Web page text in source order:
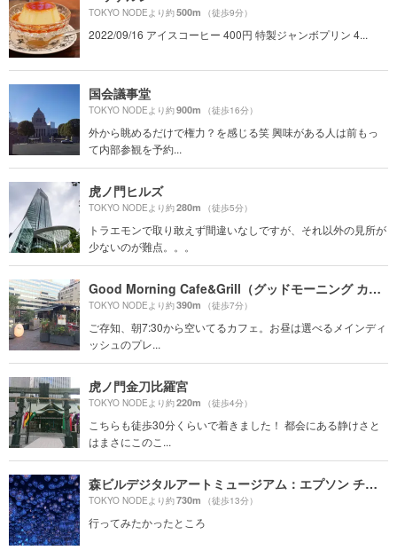
TOKYO NODEより約500m （徒歩9分）
2022/09/16 アイスコーヒー 400円 特製ジャンボプリン 4...
国会議事堂
TOKYO NODEより約900m （徒歩16分）
外から眺めるだけで権力？を感じる笑 興味がある人は前もっ
て内部参観を予約...
虎ノ門ヒルズ
TOKYO NODEより約280m （徒歩5分）
トラエモンで取り敢えず間違いなしですが、それ以外の見所が
少ないのが難点。。。
Good Morning Cafe&Grill（グッドモーニング カフェ アンド グリル）
TOKYO NODEより約390m （徒歩7分）
ご存知、朝7:30から空いてるカフェ。お昼は選べるメインディ
ッシュのプレ...
虎ノ門金刀比羅宮
TOKYO NODEより約220m （徒歩4分）
こちらも徒歩30分くらいで着きました！ 都会にある静けさと
はまさにこのこ...
森ビルデジタルアートミュージアム：エプソン チームラボボーダレス（teamLab Borderless: MORI Building DIGITAL ART MUSEUM）
TOKYO NODEより約730m （徒歩13分）
行ってみたかったところ